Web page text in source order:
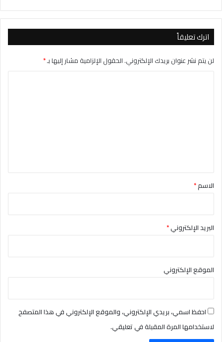
اترك تعليقاً
لن يتم نشر عنوان بريدك الإلكتروني.الحقول الإلزامية مشار إليها بـ*
*الاسم*
البريد الإلكتروني*
الموقع الإلكتروني
احفظ اسمي، بريدي الإلكتروني، والموقع الإلكتروني في هذا المتصفح
لاستخدامها المرة المقبلة في تعليقي.